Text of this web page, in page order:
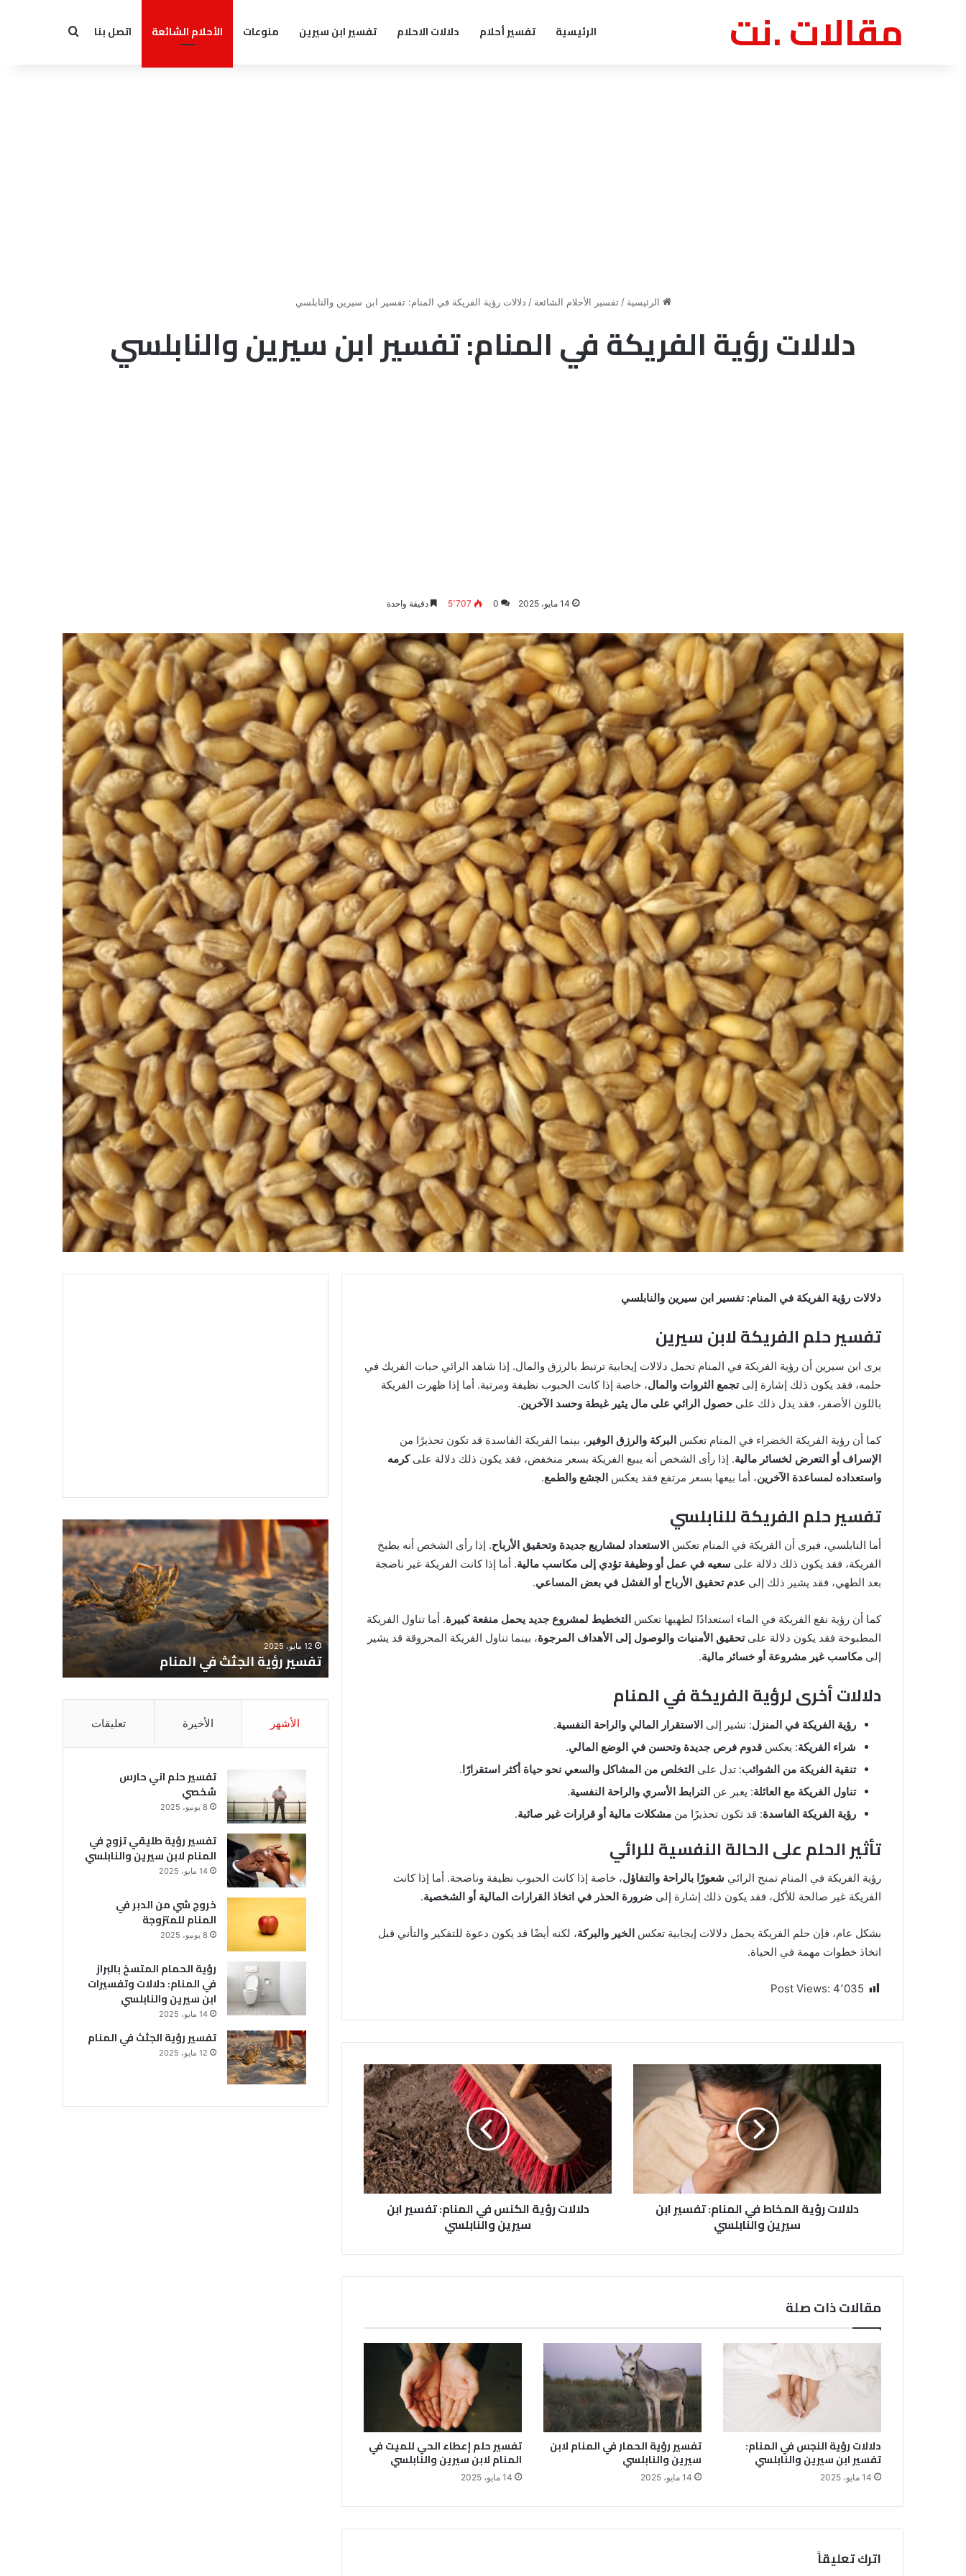
مقالات .نت الرئيسية تفسير أحلام دلالات الاحلام تفسير ابن سيرين منوعات الأحلام الشائعة اتصل بنا بحث عن
الرئيسية / تفسير الأحلام الشائعة / دلالات رؤية الفريكة في المنام: تفسير ابن سيرين والنابلسي
دلالات رؤية الفريكة في المنام: تفسير ابن سيرين والنابلسي
14 مايو، 2025 0 5٬707 دقيقة واحدة
دلالات رؤية الفريكة في المنام: تفسير ابن سيرين والنابلسي
تفسير حلم الفريكة لابن سيرين
يرى ابن سيرين أن رؤية الفريكة في المنام تحمل دلالات إيجابية ترتبط بالرزق والمال. إذا شاهد الرائي حبات الفريك في
حلمه، فقد يكون ذلك إشارة إلىتجمع الثروات والمال، خاصة إذا كانت الحبوب نظيفة ومرتبة. أما إذا ظهرت الفريكة
باللون الأصفر، فقد يدل ذلك على حصول الرائي على مال يثير غبطة وحسد الآخرين.
كما أن رؤية الفريكة الخضراء في المنام تعكس البركة والرزق الوفير ، بينما الفريكة الفاسدة قد تكون تحذيرًا من
الإسراف أو التعرض لخسائر مالية. إذا رأى الشخص أنه يبيع الفريكة بسعر منخفض، فقد يكون ذلك دلالة علىكرمه
واستعداده لمساعدة الآخرين، أما بيعها بسعر مرتفع فقد يعكس الجشع والطمع.
تفسير حلم الفريكة للنابلسي
أما النابلسي، فيرى أن الفريكة في المنام تعكس الاستعداد لمشاريع جديدة وتحقيق الأرباح. إذا رأى الشخص أنه يطبخ
الفريكة، فقد يكون ذلك دلالة على سعيه في عمل أو وظيفة تؤدي إلى مكاسب مالية. أما إذا كانت الفريكة غير ناضجة
بعد الطهي، فقد يشير ذلك إلى عدم تحقيق الأرباح أو الفشل في بعض المساعي.
كما أن رؤية نقع الفريكة في الماء استعدادًا لطهيها تعكس التخطيط لمشروع جديد يحمل منفعة كبيرة. أما تناول الفريكة
المطبوخة فقد يكون دلالة علىتحقيق الأمنيات والوصول إلى الأهداف المرجوة، بينما تناول الفريكة المحروقة قد يشير
إلى مكاسب غير مشروعة أو خسائر مالية.
دلالات أخرى لرؤية الفريكة في المنام
رؤية الفريكة في المنزل: تشير إلى الاستقرار المالي والراحة النفسية.
شراء الفريكة: يعكس قدوم فرص جديدة وتحسن في الوضع المالي.
تنقية الفريكة من الشوائب: تدل على التخلص من المشاكل والسعي نحو حياة أكثر استقرارًا.
تناول الفريكة مع العائلة: يعبر عن الترابط الأسري والراحة النفسية.
رؤية الفريكة الفاسدة: قد تكون تحذيرًا من مشكلات مالية أو قرارات غير صائبة.
تأثير الحلم على الحالة النفسية للرائي
رؤية الفريكة في المنام تمنح الرائي شعورًا بالراحة والتفاؤل، خاصة إذا كانت الحبوب نظيفة وناضجة. أما إذا كانت
الفريكة غير صالحة للأكل، فقد يكون ذلك إشارة إلى ضرورة الحذر في اتخاذ القرارات المالية أو الشخصية.
بشكل عام، فإن حلم الفريكة يحمل دلالات إيجابية تعكس الخير والبركة، لكنه أيضًا قد يكون دعوة للتفكير والتأني قبل
اتخاذ خطوات مهمة في الحياة.
Post Views: 4٬035
دلالات رؤية المخاط في المنام: تفسير ابن
سيرين والنابلسي
دلالات رؤية الكنس في المنام: تفسير ابن
سيرين والنابلسي
مقالات ذات صلة
دلالات رؤية النجس في المنام:
تفسير ابن سيرين والنابلسي
14 مايو، 2025
تفسير رؤية الحمار في المنام لابن
سيرين والنابلسي
14 مايو، 2025
تفسير حلم إعطاء الحي للميت في
المنام لابن سيرين والنابلسي
14 مايو، 2025
اترك تعليقاً
خروج
شي
الدبر
في
للمتزوجة
خروج شي من الدبر في المنام للمتزوجة
بالبراز
في
دلالات
وتفسيرات
رؤية الحمام المتسخ بالبراز في المنام:
تفسير
رؤية
الجثث
في
المنام
12 مايو، 2025
تفسير رؤية الجثث في المنام
تفسير
اني
حارس
شخصي
الأشهر الأخيرة تعليقات
تفسير حلم اني حارس
شخصي
8 يونيو، 2025
تفسير رؤية طليقي تزوج في
المنام لابن سيرين والنابلسي
14 مايو، 2025
خروج شي من الدبر في
المنام للمتزوجة
8 يونيو، 2025
رؤية الحمام المتسخ بالبراز
في المنام: دلالات وتفسيرات
ابن سيرين والنابلسي
14 مايو، 2025
تفسير رؤية الجثث في المنام
12 مايو، 2025